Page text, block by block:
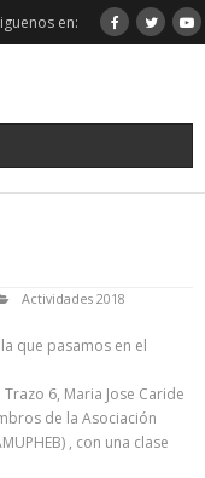
en:
Actividades 2018
que pasamos en el
6, Maria Jose Caride
de la Asociación
, con una clase